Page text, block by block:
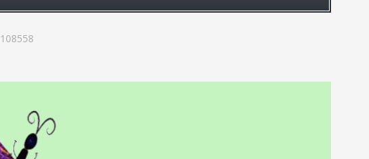
108558